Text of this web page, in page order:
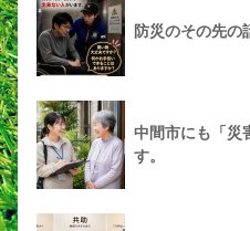
防災のその先の
中間市にも「災
す。